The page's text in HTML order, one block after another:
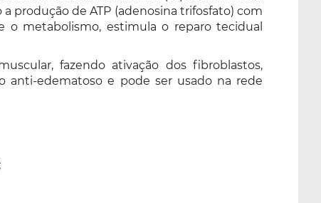
produção de ATP (adenosina trifosfato) com
metabolismo, estimula o reparo tecidual
fazendo ativação dos fibroblastos,
anti-edematoso e pode ser usado na rede